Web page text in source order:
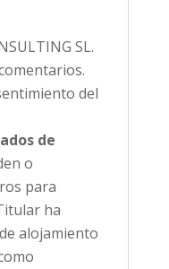
SL.
del
de
o
para
ha
alojamiento